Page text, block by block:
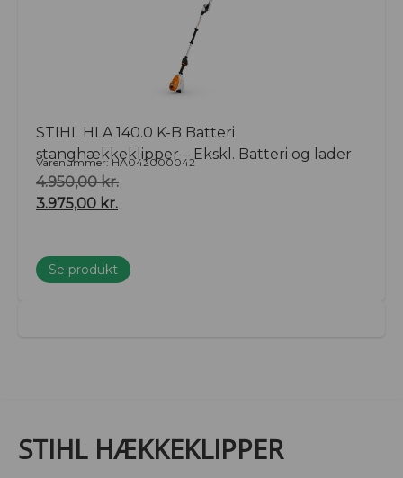
STIHL HLA 140.0 K-B Batteri
stanghækkeklipper – Ekskl. Batteri og lader
Varenummer: HA042000042
4.950,00kr.
3.975,00 kr.
Se produkt
STIHL HÆKKEKLIPPER